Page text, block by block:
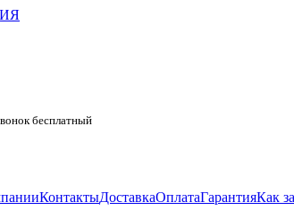
бесплатный
КонтактыДоставкаОплатаГарантияКак